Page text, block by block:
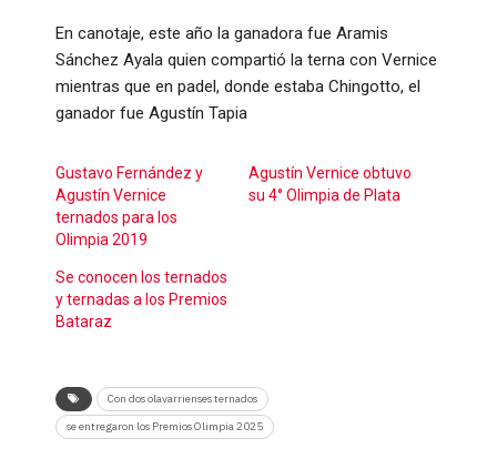
En canotaje, este año la ganadora fue Aramis
Sánchez Ayala quien compartió la terna con Vernice
mientras que en padel, donde estaba Chingotto, el
ganador fue Agustín Tapia
Gustavo Fernández y
Agustín Vernice
ternados para los
Olimpia 2019
Agustín Vernice obtuvo
su 4° Olimpia de Plata
Se conocen los ternados
y ternadas a los Premios
Bataraz
Con dos olavarrienses ternados
se entregaron los Premios Olimpia 2025